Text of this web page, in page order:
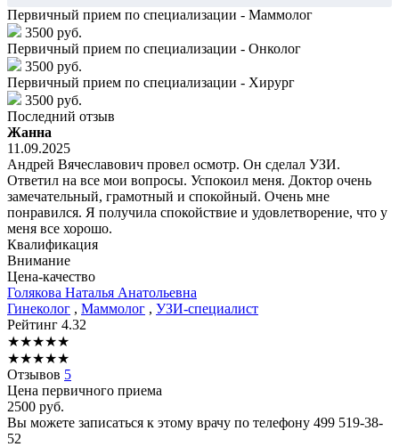
Первичный прием по специализации - Маммолог
3500 руб.
Первичный прием по специализации - Онколог
3500 руб.
Первичный прием по специализации - Хирург
3500 руб.
Последний отзыв
Жанна
11.09.2025
Андрей Вячеславович провел осмотр. Он сделал УЗИ.
Ответил на все мои вопросы. Успокоил меня. Доктор очень
замечательный, грамотный и спокойный. Очень мне
понравился. Я получила спокойствие и удовлетворение, что у
меня все хорошо.
Квалификация
Внимание
Цена-качество
Голякова Наталья Анатольевна
Гинеколог , Маммолог , УЗИ-специалист
Рейтинг 4.32
★★★★★
★★★★★
Отзывов 5
Цена первичного приема
2500 руб.
Вы можете записаться к этому врачу по телефону 499 519-38-
52